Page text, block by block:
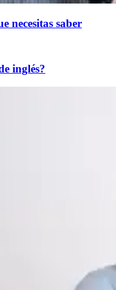
necesitas saber
inglés?